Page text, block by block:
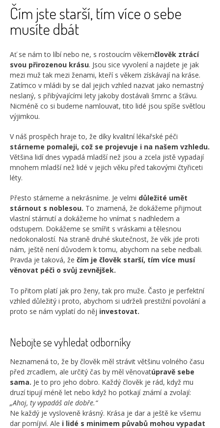
Čím jste starší, tím více o sebe
musíte dbát
Ať se nám to líbí nebo ne, s rostoucím věkemčlověk ztrácí
svou přirozenou krásu. Jsou sice vyvolení a najdete je jak
mezi muž tak mezi ženami, kteří s věkem získávají na kráse.
Zatímco v mládi by se dal jejich vzhled nazvat jako nemastný
neslaný, s přibývajícími lety jakoby dostávali šmrnc a šťávu.
Nicméně co si budeme namlouvat, tito lidé jsou spíše světlou
výjimkou.
V náš prospěch hraje to, že díky kvalitní lékařské péči
stárneme pomaleji, což se projevuje i na našem vzhledu.
Většina lidí dnes vypadá mladší než jsou a zcela jistě vypadají
mnohem mladší než lidé v jejich věku před takovými čtyřiceti
léty.
Přesto stárneme a nekrásníme. Je velmi důležité umět
stárnout s noblesou. To znamená, že dokážeme přijmout
vlastní stárnutí a dokážeme ho vnímat s nadhledem a
odstupem. Dokážeme se smířit s vráskami a tělesnou
nedokonalostí. Na straně druhé skutečnost, že věk jde proti
nám, ještě není důvodem k tomu, abychom na sebe nedbali.
Pravda je taková, že čím je člověk starší, tím více musí
věnovat péči o svůj zevnějšek.
To přitom platí jak pro ženy, tak pro muže. Často je perfektní
vzhled důležitý i proto, abychom si udrželi prestižní povolání a
proto se nám vyplatí do něj investovat.
Nebojte se vyhledat odborníky
Neznamená to, že by člověk měl strávit většinu volného času
před zrcadlem, ale určitý čas by měl věnovatúpravě sebe
sama. Je to pro jeho dobro. Každý člověk je rád, když mu
druzí tipují méně let nebo když ho potkají známí a zvolají:
„Ahoj, ty vypadáš ale dobře.“
Ne každý je vysloveně krásný. Krása je dar a ještě ke všemu
dar pomíjiví. Ale i lidé s minimem půvabů mohou vypadat